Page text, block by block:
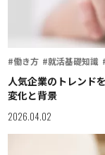
#働き方 #就活基礎知識
人気企業のトレンド
変化と背景
2026.04.02